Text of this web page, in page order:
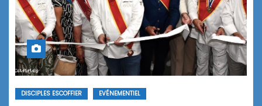
DISCIPLES ESCOFFIER EVÉNEMENTIEL